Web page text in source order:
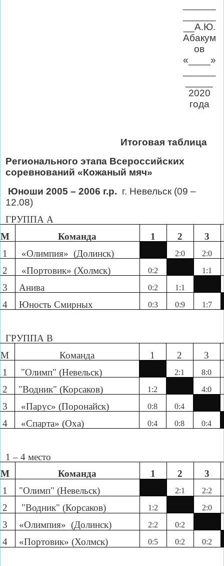
__А.Ю.
Абакум
ов
«____»
2020
года
Итоговая таблица
Регионального этапа Всероссийских
соревнований «Кожаный мяч»
Юноши 2005 – 2006 г.р. г. Невельск (09 –
12.08)
ГРУППА А
М
Команда 1 2
3
1
«Олимпия» (Долинск) 2:0 2:0
2 «Портовик» (Холмск) 0:2 1:1
3 Анива 0:2 1:1
4 Юность Смирных 0:3 0:9 1:7
ГРУППА В
М
Команда 1 2
3
1
"Олимп" (Невельск) 2:1 8:0
2 "Водник" (Корсаков) 1:2 4:0
3 «Парус» (Поронайск) 0:8 0:4
4 «Спарта» (Оха) 0:4 0:8 0:4
1 – 4 место
М
Команда 1 2
3
1
"Олимп" (Невельск) 2:1 2:2
2 "Водник" (Корсаков) 1:2 2:0
3 «Олимпия» (Долинск) 2:2 0:2
4 «Портовик» (Холмск) 0:5 0:2 0:2